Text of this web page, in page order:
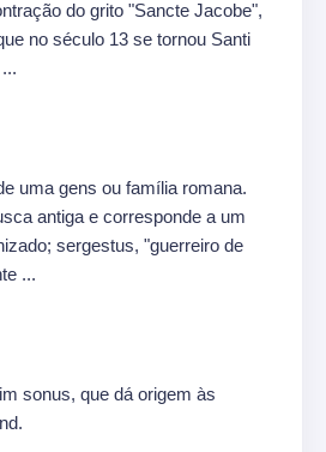
do grito "Sancte Jacobe",
no século 13 se tornou Santi
uma gens ou família romana.
antiga e corresponde a um
sergestus, "guerreiro de
...
sonus, que dá origem às